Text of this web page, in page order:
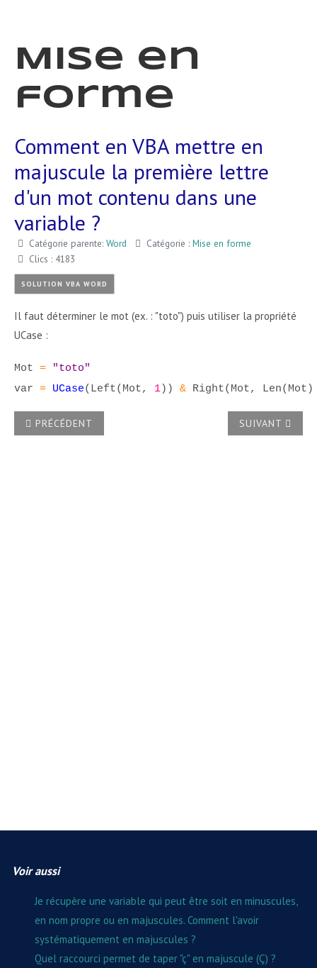
Mise en
forme
Comment en VBA mettre en
majuscule la première lettre
d'un mot contenu dans une
variable ?
Catégorie parente: Word Catégorie : Mise en forme
Clics : 4183
SOLUTION VBA WORD
Il faut déterminer le mot (ex. : "toto") puis utiliser la propriété
UCase :
Mot =
"toto"
var = UCase(Left(Mot, 1)) & Right(Mot,
ARTICLE PRÉCÉDENT : COMMENT EMPÊCHER WORD
PRÉCÉDENT ARTICLE
SUIVANT
Voir aussi
Je récupère une variable qui peut être soit en minuscules,
en nom propre ou en majuscules. Comment l'avoir
systématiquement en majuscules ?
Quel raccourci permet de taper "ç" en majuscule (Ç) ?